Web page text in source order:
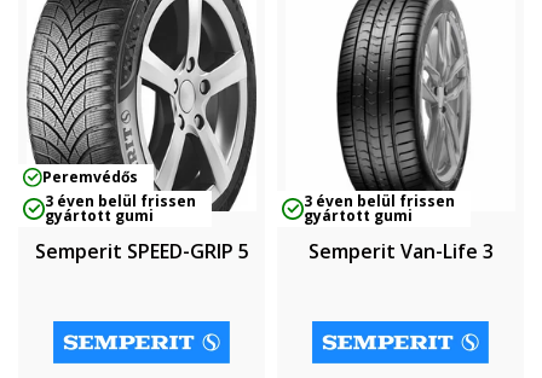
Peremvédős
3 éven belül frissen
gyártott gumi
Semperit SPEED-GRIP 5
3 éven belül frissen
gyártott gumi
Semperit Van-Life 3